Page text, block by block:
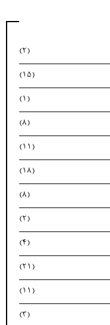
(2)
(15)
(1)
(8)
(11)
(18)
(8)
(2)
(4)
(21)
(11)
(3)